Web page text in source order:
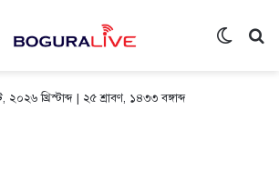
খ্রিস্টাব্দ | ২৫ শ্রাবণ, ১৪৩৩ বঙ্গাব্দ